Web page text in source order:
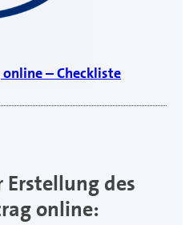
– Checkliste
des
online: